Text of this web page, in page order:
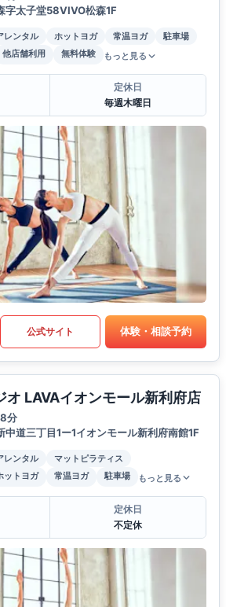
字太子堂58VIVO松森1F
レンタル ホットヨガ 常温ヨガ
駐車場
他店舗利用 無料体験 もっと見る
定休日
毎週木曜日
公式サイト 体験・相談予約
オ LAVAイオンモール新利府店
分
中道三丁目1ー1イオンモール新利府南館1F
レンタル
マットピラティス
ットヨガ 常温ヨガ 駐車場 もっと見る
定休日
不定休